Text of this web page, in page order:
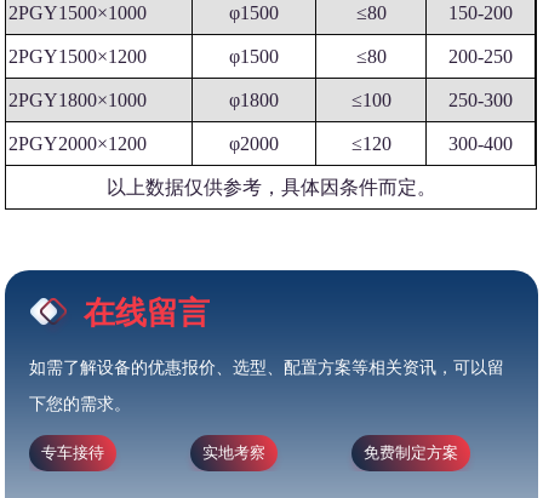
2PGY1500×1000 φ1500 ≤80 150-200
2PGY1500×1200 φ1500 ≤80 200-250
2PGY1800×1000 φ1800 ≤100 250-300
2PGY2000×1200 φ2000 ≤120 300-400
以上数据仅供参考，具体因条件而定。
在线留言
如需了解设备的优惠报价、选型、配置方案等相关资讯，可以留
下您的需求。
专车接待 实地考察 免费制定方案